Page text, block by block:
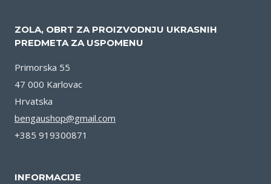
ZOLA, OBRT ZA PROIZVODNJU UKRASNIH
PREDMETA ZA USPOMENU
Primorska 55
47 000 Karlovac
Hrvatska
bengaushop@gmail.com
+385 919300871
INFORMACIJE